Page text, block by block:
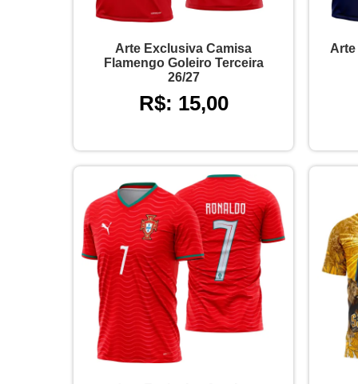
Arte Exclusiva Camisa
Flamengo Goleiro Terceira
26/27
R$: 15,00